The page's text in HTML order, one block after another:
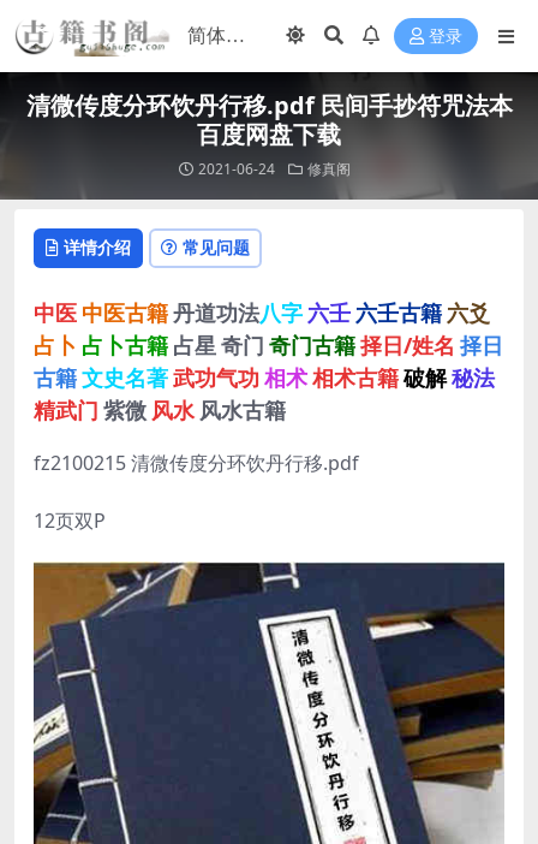
登录
清微传度分环饮丹行移.pdf 民间手抄符咒法本
百度网盘下载
2021-06-24 修真阁
详情介绍 常见问题
中医 中医古籍丹道功法八字 六壬 六壬古籍 六爻
占卜 占卜古籍 占星 奇门 奇门古籍择日/姓名 择日
古籍文史名著武功气功 相术相术古籍破解秘法
精武门 紫微 风水 风水古籍
fz2100215 清微传度分环饮丹行移.pdf
12页双P